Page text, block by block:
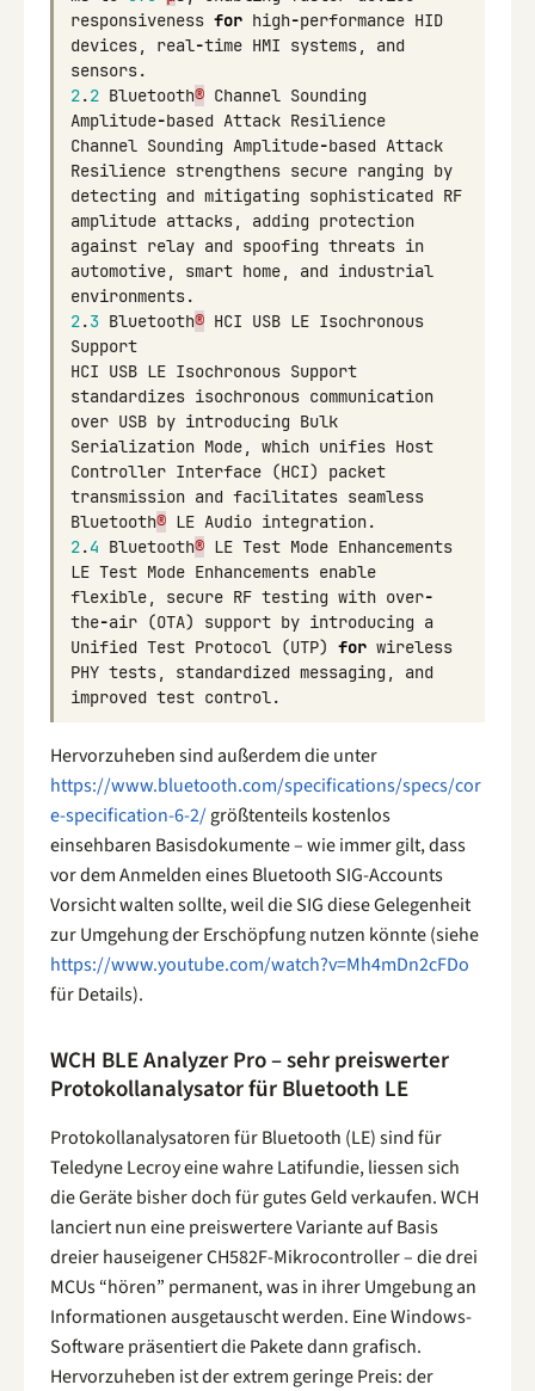
responsiveness for high-performance HID
devices, real-time HMI systems,
and
sensors.
2.2 Bluetooth® Channel Sounding
Amplitude-based Attack Resilience
Channel Sounding Amplitude-based Attack
Resilience strengthens secure ranging by
detecting and mitigating sophisticated RF
amplitude attacks, adding protection
against relay and spoofing threats in
automotive, smart home, and industrial
environments.
2.3 Bluetooth® HCI USB LE Isochronous
Support
HCI USB LE Isochronous Support
standardizes isochronous communication
over USB by introducing Bulk
Serialization Mode, which unifies Host
Controller Interface (HCI)
packet
transmission and facilitates seamless
Bluetooth® LE Audio integration.
2.4 Bluetooth® LE Test Mode Enhancements
LE Test Mode Enhancements enable
flexible, secure RF testing with over-
the-air (OTA) support by introducing a
Unified Test Protocol (UTP) for wireless
PHY tests, standardized messaging ,
and
improved test control.
Hervorzuheben sind außerdem die unter
https://www.bluetooth.com/specifications/specs/cor
e-specification-6-2/größtenteils kostenlos
einsehbaren Basisdokumente – wie immer gilt, dass
vor dem Anmelden eines Bluetooth SIG-Accounts
Vorsicht walten sollte, weil die SIG diese Gelegenheit
zur Umgehung der Erschöpfung nutzen könnte (siehe
https://www.youtube.com/watch?v=Mh4mDn2cFDo
für Details).
WCH BLE Analyzer Pro – sehr preiswerter
Protokollanalysator für Bluetooth LE
Protokollanalysatoren für Bluetooth (LE) sind für
Teledyne Lecroy eine wahre Latifundie, liessen sich
die Geräte bisher doch für gutes Geld verkaufen. WCH
lanciert nun eine preiswertere Variante auf Basis
dreier hauseigener CH582F-Mikrocontroller – die drei
MCUs “hören” permanent, was in ihrer Umgebung an
Informationen ausgetauscht werden. Eine Windows-
Software präsentiert die Pakete dann grafisch.
Hervorzuheben ist der extrem geringe Preis: der